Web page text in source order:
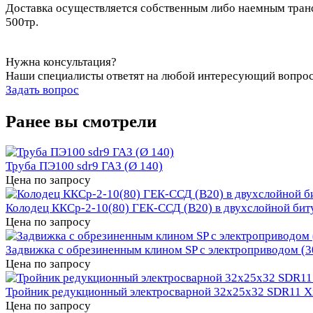
Доставка осуществляется собственным либо наемным
500тр.
Нужна консультация?
Наши специалисты ответят на любой интересующий вопрос
Задать вопрос
Ранее вы смотрели
Труба ПЭ100 sdr9 ГАЗ (Ø 140)
Цена по запросу
Колодец ККСр-2-10(80) ГЕК-ССД (В20) в двухслойной
Цена по запросу
Задвижка с обрезиненным клином SP с электроприводом
Цена по запросу
Тройник редукционный электросварной 32x25x32 SDR11
Цена по запросу